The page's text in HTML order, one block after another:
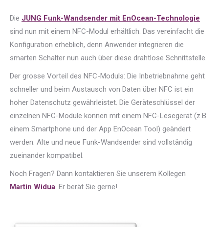
Die JUNG Funk-Wandsender mit EnOcean-Technologie
sind nun mit einem NFC-Modul erhältlich. Das vereinfacht die
Konfiguration erheblich, denn Anwender integrieren die
smarten Schalter nun auch über diese drahtlose Schnittstelle.
Der grosse Vorteil des NFC-Moduls: Die Inbetriebnahme geht
schneller und beim Austausch von Daten über NFC ist ein
hoher Datenschutz gewährleistet. Die Geräteschlüssel der
einzelnen NFC-Module können mit einem NFC-Lesegerät (z.B.
einem Smartphone und der App EnOcean Tool) geändert
werden. Alte und neue Funk-Wandsender sind vollständig
zueinander kompatibel.
Noch Fragen? Dann kontaktieren Sie unserem Kollegen
Martin Widua. Er berät Sie gerne!